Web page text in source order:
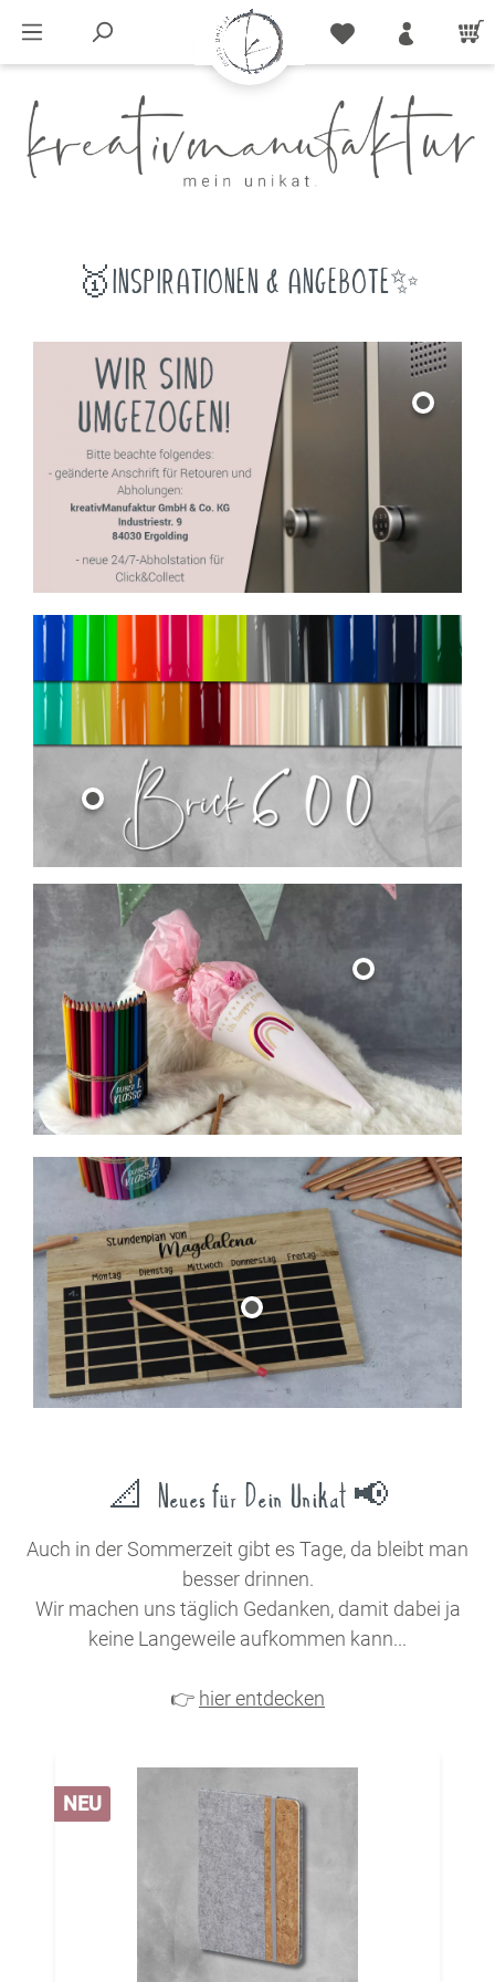
🥇INSPIRATIONEN & ANGEBOTE✨
📐 Neues für Dein Unikat 📢
Auch in der Sommerzeit gibt es Tage, da bleibt man
besser drinnen.
Wir machen uns täglich Gedanken, damit dabei ja
keine Langeweile aufkommen kann...
👉 hier entdecken
NEU